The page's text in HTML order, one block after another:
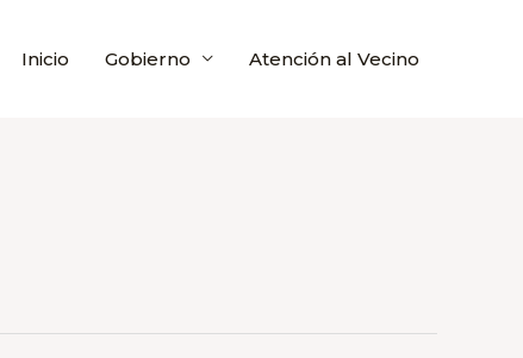
Inicio Gobierno Atención al Vecino